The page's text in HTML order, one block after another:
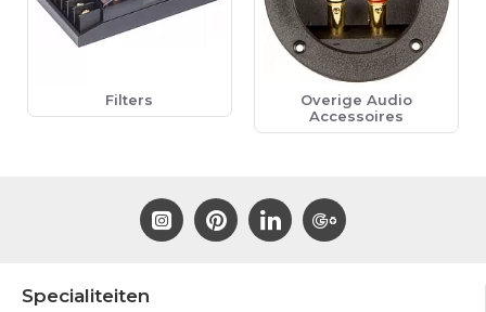
Filters
Overige Audio
Accessoires
Specialiteiten